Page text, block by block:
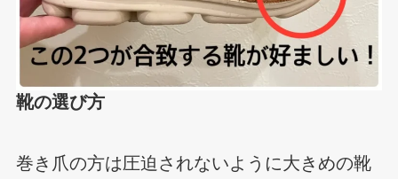
靴の選び方
巻き爪の方は圧迫されないように大きめの靴